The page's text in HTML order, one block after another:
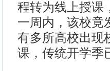
程转为线上授课
一周内，该校竟
有多所高校出现
课，传统开学季